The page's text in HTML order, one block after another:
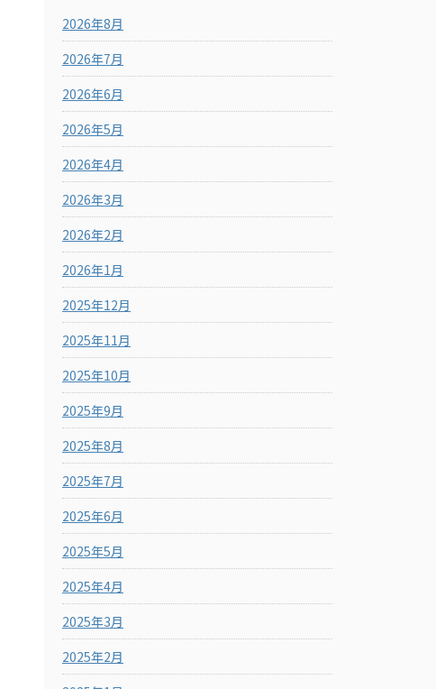
2026年8月
2026年7月
2026年6月
2026年5月
2026年4月
2026年3月
2026年2月
2026年1月
2025年12月
2025年11月
2025年10月
2025年9月
2025年8月
2025年7月
2025年6月
2025年5月
2025年4月
2025年3月
2025年2月